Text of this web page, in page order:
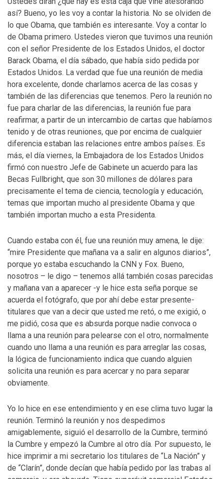
así? Bueno, yo les voy a contar la historia. No se olviden de
lo que Obama, que también es interesante. Voy a contar lo
de Obama primero. Ustedes vieron que tuvimos una reunión
con el señor Presidente de los Estados Unidos, el doctor
Barack Obama, el día sábado, que había sido pedida por
Estados Unidos. La verdad que fue una reunión de media
hora excelente, donde charlamos acerca de las cosas y
también de las diferencias que tenemos. Pero la reunión no
fue para charlar de las diferencias, la reunión fue para
reafirmar, a partir de un intercambio de cartas que habíamos
tenido y de otras reuniones, que por encima de cualquier
diferencia estaban las relaciones entre ambos países. Es
más, el día viernes, la Embajadora de los Estados Unidos
firmó con nuestro Jefe de Gabinete un acuerdo para las
Becas Fullbright, que son 30 millones de dólares para
precisamente el tema de ciencia, tecnología y educación,
temas que importan mucho al presidente Obama y que
también importan mucho a esta Presidenta.
Cuando estaba con él, fue una reunión muy amena, le dije:
“mire Presidente que mañana va a salir en algunos diarios”,
porque yo estaba escuchando la CNN y Fox. Bueno,
nosotros – le digo – tenemos allá también cosas parecidas
y mañana van a aparecer -y le hice esta seña porque se
acuerda el fotógrafo, que por ahí debe estar presente-
titulares que van a decir que usted me retó, o me exigió, o
me pidió, cosa que es absurda porque nadie convoca o
llama a una reunión para pelearse con el otro, normalmente
cuando uno llama a una reunión es para arreglar las cosas,
la lógica de funcionamiento indica que cuando alguien
solicita una reunión es para acercar y no para separar
obviamente.
Yo lo hice en ese entendimiento y en ese clima tuvo lugar la
reunión. Terminó la reunión y nos despedimos
amigablemente, siguió el desarrollo de la Cumbre, terminó
la Cumbre y empezó la Cumbre al otro día. Por supuesto, le
hice imprimir a mi secretario los titulares de “La Nación” y
de “Clarín”, donde decían que había pedido por las trabas al